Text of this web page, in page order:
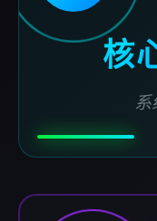
核